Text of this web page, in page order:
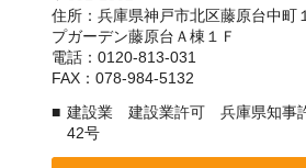
住所：兵庫県神戸市北区藤原台中
プガーデン藤原台Ａ棟１Ｆ
電話：0120-813-031
FAX：078-984-5132
建設業 建設業許可 兵庫県知事
42号